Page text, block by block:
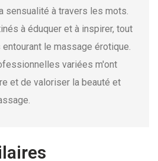
sensualité à travers les mots.
à éduquer et à inspirer, tout
le massage érotique.
variées m'ont
et de valoriser la beauté et